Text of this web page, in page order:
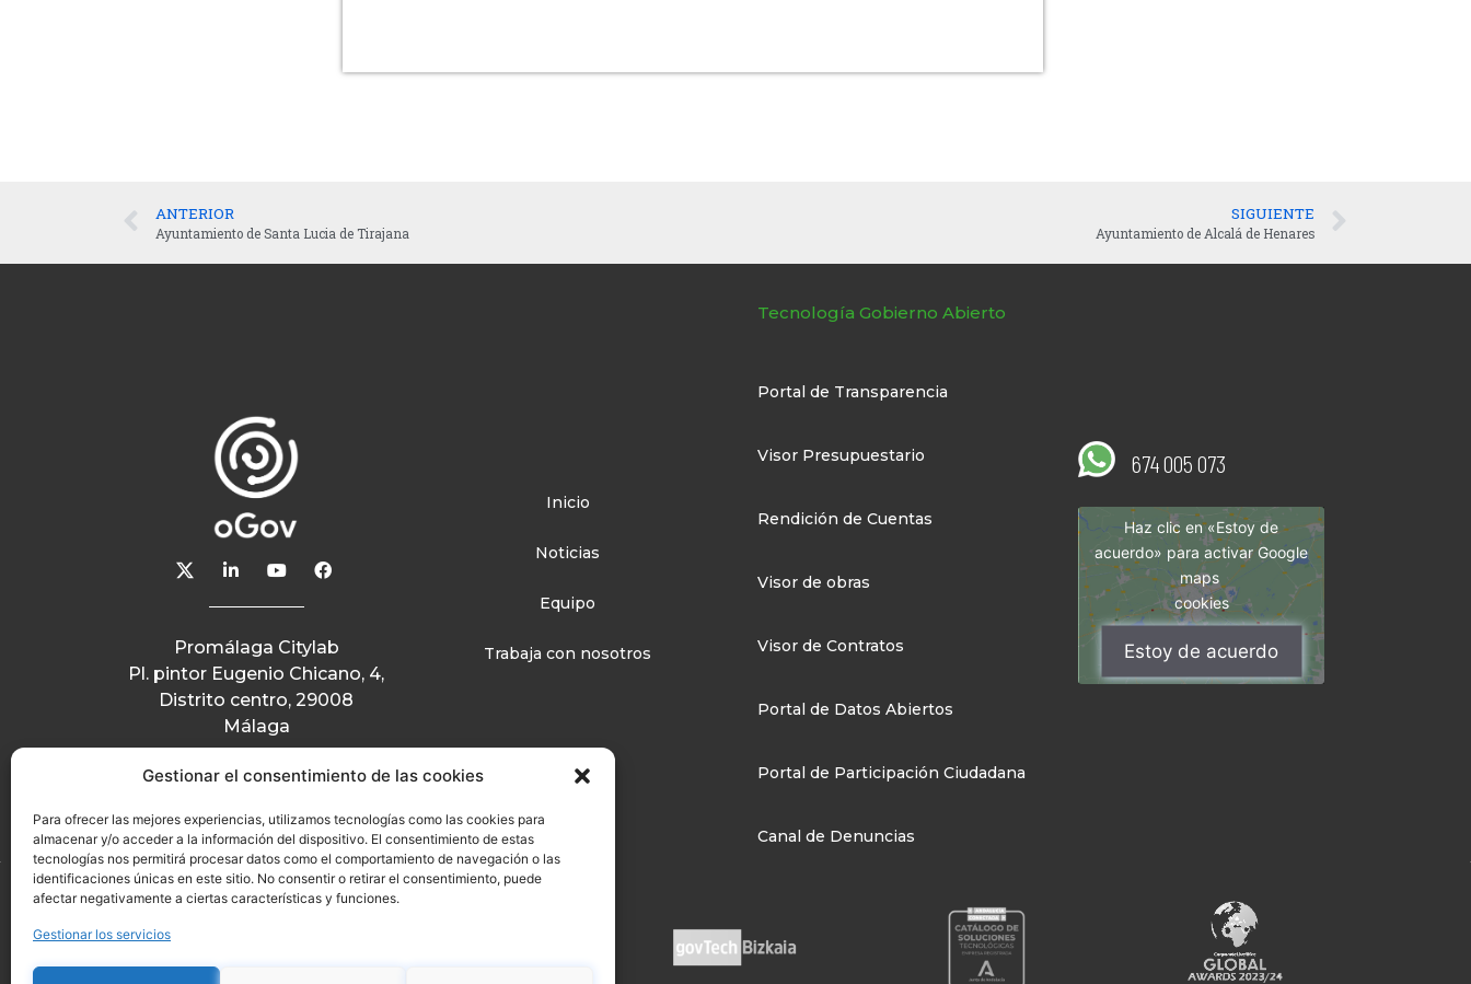
Gestionar el consentimiento de las cookies
Para ofrecer las mejores experiencias, utilizamos tecnologías como las cookies para
almacenar y/o acceder a la información del dispositivo. El consentimiento de estas
tecnologías nos permitirá procesar datos como el comportamiento de navegación o las
identificaciones únicas en este sitio. No consentir o retirar el consentimiento, puede
afectar negativamente a ciertas características y funciones.
Gestionar los servicios
ANTERIOR
Ayuntamiento de Santa Lucia de Tirajana
SIGUIENTE
Ayuntamiento de Alcalá de Henares
Promálaga Citylab
Pl. pintor Eugenio Chicano, 4,
Distrito centro, 29008
Málaga
Inicio
Noticias
Equipo
Trabaja con nosotros
Tecnología Gobierno Abierto
Portal de Transparencia
Visor Presupuestario
Rendición de Cuentas
Visor de obras
Visor de Contratos
Portal de Datos Abiertos
Portal de Participación Ciudadana
Canal de Denuncias
674 005 073
Haz clic en «Estoy de
acuerdo» para activar Google
maps
cookies
Estoy de acuerdo